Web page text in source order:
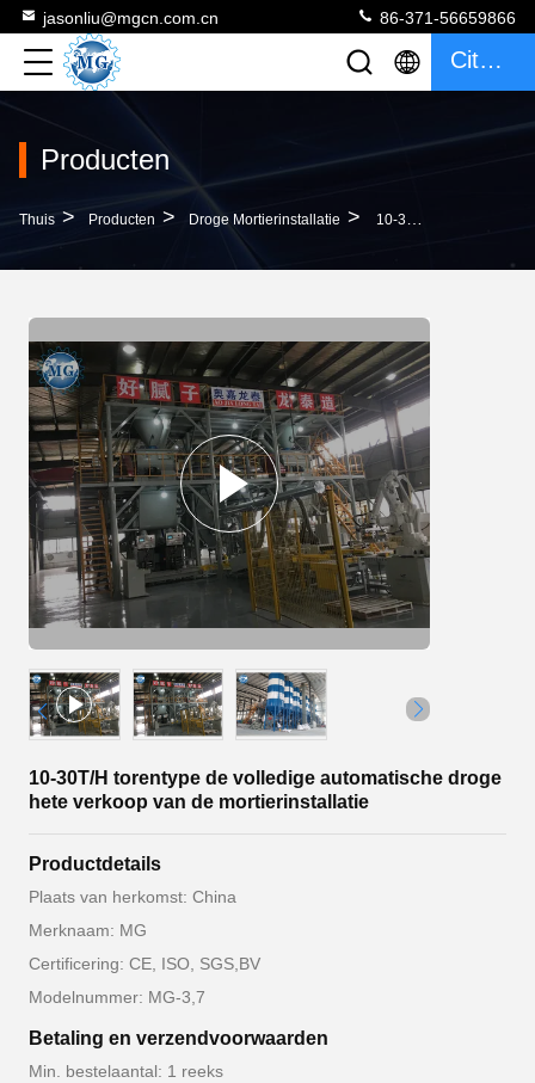
jasonliu@mgcn.com.cn 86-371-56659866
Citaat
Producten
Thuis > Producten > Droge Mortierinstallatie > 10-30T/H Torentype De Volledige Automatische Droge Hete Verkoop Van De Mortierinstallatie
10-30T/H torentype de volledige automatische droge
hete verkoop van de mortierinstallatie
Productdetails
Plaats van herkomst: China
Merknaam: MG
Certificering: CE, ISO, SGS,BV
Modelnummer: MG-3,7
Betaling en verzendvoorwaarden
Min. bestelaantal: 1 reeks